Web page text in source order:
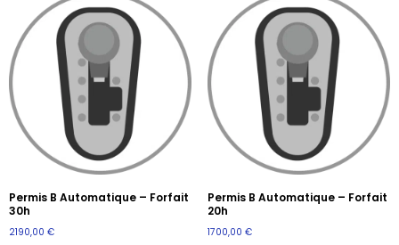
Permis B Automatique – Forfait
30h
2190,00 €
Permis B Automatique – Forfait
20h
1700,00 €